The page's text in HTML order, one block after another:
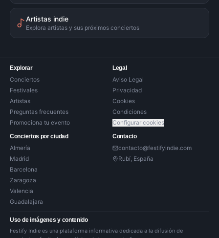
Artistas indie
Explora artistas y sus próximos conciertos
Explorar
Conciertos
Festivales
Artistas
Preguntas frecuentes
Promociona tu evento
Legal
Aviso Legal
Privacidad
Cookies
Condiciones
Configurar cookies
Conciertos por ciudad
Almería
Madrid
Barcelona
Zaragoza
Valencia
Guadalajara
Contacto
contacto@festifyindie.com
Rubí, España
Uso de imágenes y contenido
Festify Indie es una plataforma informativa dedicada a la difusión de